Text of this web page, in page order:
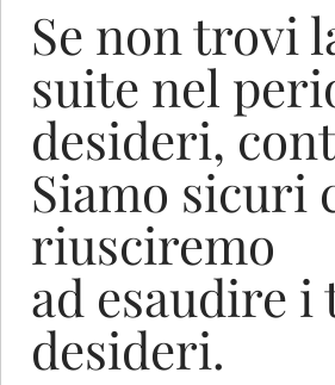
Se non trovi
suite nel
desideri,
Siamo sicuri
riusciremo
ad esaudire i
desideri.